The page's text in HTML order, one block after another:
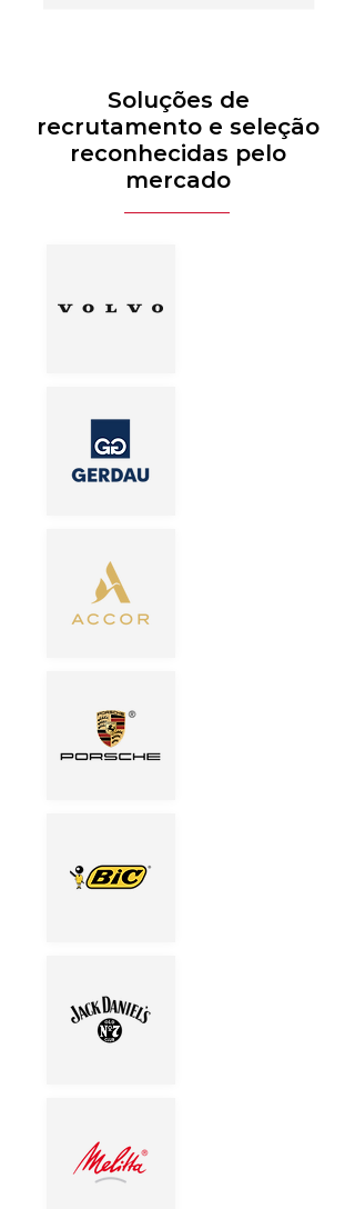
Soluções de
recrutamento e seleção
reconhecidas pelo
mercado